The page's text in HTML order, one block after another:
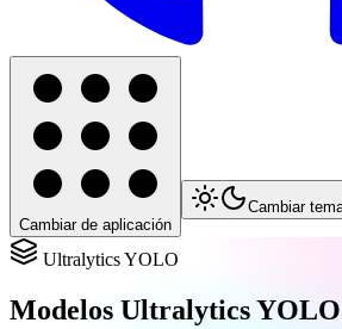
Cambiar de aplicación
Cambiar
Ultralytics YOLO
Modelos Ultralytics